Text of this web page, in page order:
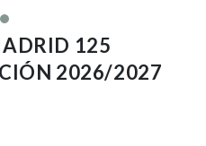
125
2026/2027